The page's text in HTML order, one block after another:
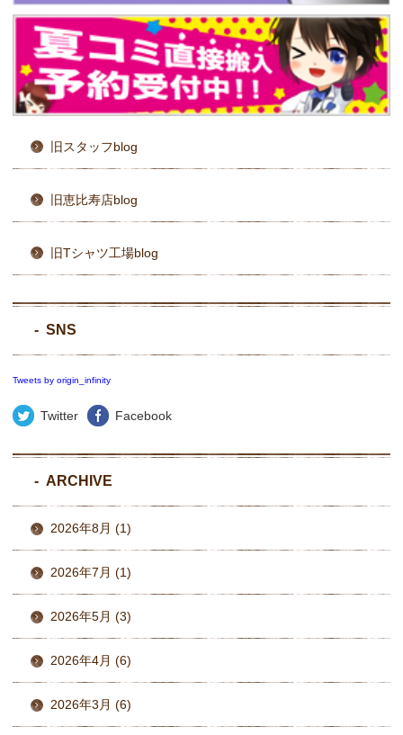
旧スタッフblog
旧恵比寿店blog
旧Tシャツ工場blog
SNS
Tweets by origin_infinity
Twitter Facebook
ARCHIVE
2026年8月 (1)
2026年7月 (1)
2026年5月 (3)
2026年4月 (6)
2026年3月 (6)